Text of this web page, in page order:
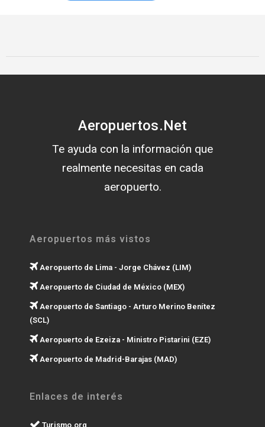
Aeropuertos.Net
Te ayuda con la información que
realmente necesitas en cada
aeropuerto.
Aeropuertos más vistos
Aeropuerto de Lima - Jorge Chávez (LIM)
Aeropuerto de Ciudad de México (MEX)
Aeropuerto de Santiago - Arturo Merino Benítez
(SCL)
Aeropuerto de Ezeiza - Ministro Pistarini (EZE)
Aeropuerto de Madrid-Barajas (MAD)
Enlaces de interés
Turismo.org